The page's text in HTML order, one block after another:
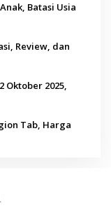
Batasi Usia
Review, dan
Oktober 2025,
Tab, Harga